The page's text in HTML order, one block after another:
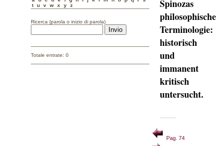
t
u v w x y z
Ricerca (parola o inizio di parola)
Totale entrate: 0
Spinozas
philosophische
Terminologie:
historisch
und
immanent
kritisch
untersucht.
Pag. 74